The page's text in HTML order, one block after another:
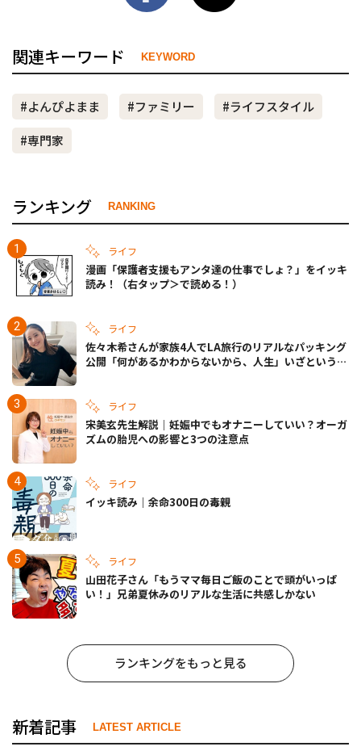
関連キーワード KEYWORD
#よんぴよまま #ファミリー
#ライフスタイル
#専門家
ランキング RANKING
ライフ
漫画「保護者支援もアンタ達の仕事でしょ？」をイッキ
読み！（右タップ＞で読める！）
ライフ
佐々木希さんが家族4人でLA旅行のリアルなパッキング
公開「何があるかわからないから、人生」いざというと
ライフ
宋美玄先生解説｜妊娠中でもオナニーしていい？オーガ
ズムの胎児への影響と3つの注意点
ライフ
イッキ読み｜余命300日の毒親
ライフ
山田花子さん「もうママ毎日ご飯のことで頭がいっぱ
い！」兄弟夏休みのリアルな生活に共感しかない
ランキングをもっと見る
新着記事 LATEST ARTICLE